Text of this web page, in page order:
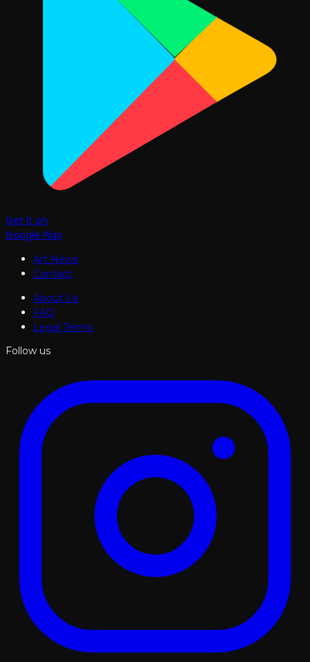
Get it on
Google Play
Art News
Contact
About Us
FAQ
Legal Terms
Follow us